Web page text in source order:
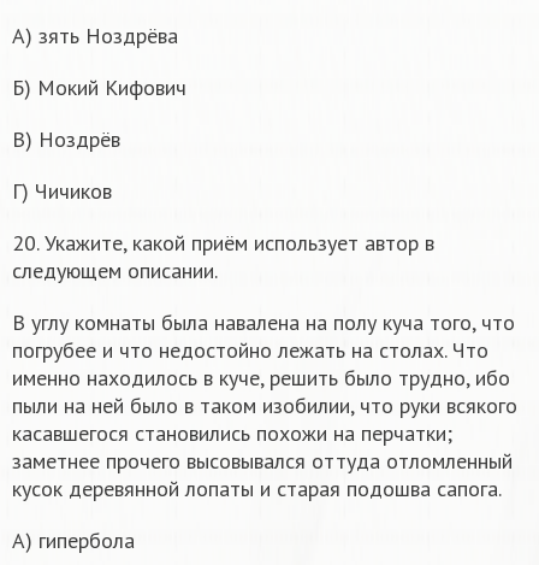
А) зять Ноздрёва
Б) Мокий Кифович
В) Ноздрёв
Г) Чичиков
20. Укажите, какой приём использует автор в
следующем описании.
В углу комнаты была навалена на полу куча того, что
погрубее и что недостойно лежать на столах. Что
именно находилось в куче, решить было трудно, ибо
пыли на ней было в таком изобилии, что руки всякого
касавшегося становились похожи на перчатки;
заметнее прочего высовывался оттуда отломленный
кусок деревянной лопаты и старая подошва сапога.
А) гипербола